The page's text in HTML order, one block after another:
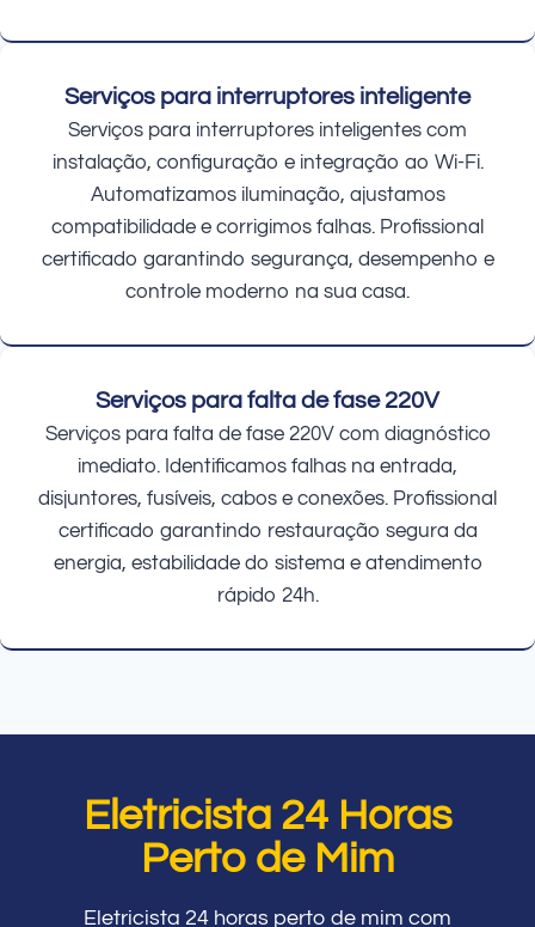
Serviços para interruptores inteligente
Serviços para interruptores inteligentes com
instalação, configuração e integração ao Wi-Fi.
Automatizamos iluminação, ajustamos
compatibilidade e corrigimos falhas. Profissional
certificado garantindo segurança, desempenho e
controle moderno na sua casa.
Serviços para falta de fase 220V
Serviços para falta de fase 220V com diagnóstico
imediato. Identificamos falhas na entrada,
disjuntores, fusíveis, cabos e conexões. Profissional
certificado garantindo restauração segura da
energia, estabilidade do sistema e atendimento
rápido 24h.
Eletricista 24 Horas
Perto de Mim
Eletricista 24 horas perto de mim com